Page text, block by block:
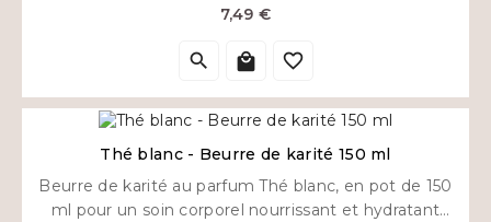
7,49 €Prix
  
Thé blanc - Beurre de karité 150 ml
Beurre de karité au parfum Thé blanc, en pot de 150
ml pour un soin corporel nourrissant et hydratant